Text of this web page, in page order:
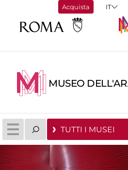
Acquista
MUSEO
TUTTI I MUSEI